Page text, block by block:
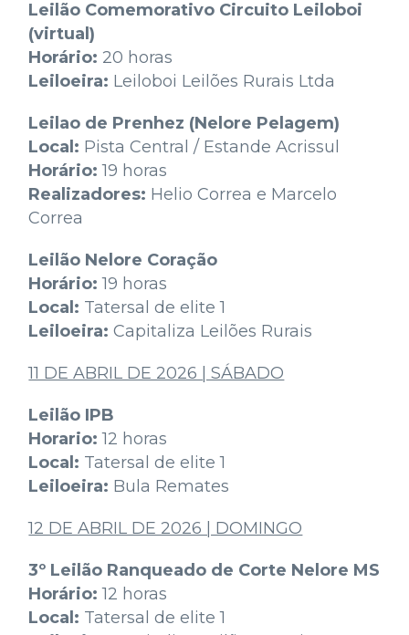
Leilão Comemorativo Circuito Leiloboi
(virtual)
Horário: 20 horas
Leiloeira: Leiloboi Leilões Rurais Ltda
Leilao de Prenhez (Nelore Pelagem)
Local: Pista Central / Estande Acrissul
Horário: 19 horas
Realizadores: Helio Correa e Marcelo
Correa
Leilão Nelore Coração
Horário: 19 horas
Local: Tatersal de elite 1
Leiloeira: Capitaliza Leilões Rurais
11 DE ABRIL DE 2026 | SÁBADO
Leilão IPB
Horario: 12 horas
Local: Tatersal de elite 1
Leiloeira: Bula Remates
12 DE ABRIL DE 2026 | DOMINGO
3º Leilão Ranqueado de Corte Nelore MS
Horário:12 horas
Local: Tatersal de elite 1